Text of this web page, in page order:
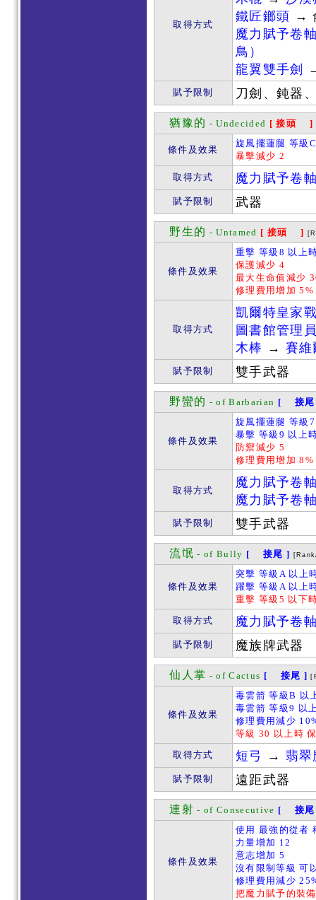
取得方式
鐵匠鎯頭 →
魔力賦予卷
鳥）
龍翼雙手劍
賦予限制 刀劍、鈍器
猶豫的 - Undecided [ 接頭 ]
條件及效果
旋風擺蓮腿 等級
暴擊減少 2
取得方式
魔力賦予卷
賦予限制 武器
野生的 - Untamed [ 接頭 ]
條件及效果
重擊 等級8 以上
保護減少 4
最大生命值減少
修理費用增加 5%
取得方式
凱爾特皇家
圖書館管理
木棒 → 賽維
賦予限制 雙手武器
野蠻的 - of Barbarian [ 接尾
條件及效果
旋風擺蓮腿 等級
暴擊 等級9 以上
防禦減少 5
修理費用增加 8%
取得方式
魔力賦予卷
魔力賦予卷
賦予限制 雙手武器
流氓 - of Bully [ 接尾 ]
條件及效果
突擊 等級A 以上
躍擊 等級A 以上
重擊 等級5 以下
取得方式
魔力賦予卷
賦予限制 魔族牌武器
仙人掌 - of Cactus [ 接尾 ]
條件及效果
毒雲箭 等級B 以
毒雲箭 等級9 以
修理費用減少
等級 30 以上時
取得方式
短弓 → 翡翠
賦予限制 遠距武器
連射 - of Consecutive [ 接尾
條件及效果
使用 最強的從者
力量增加 12
意志增加 5
沒有限制等級 可
修理費用減少
把魔力賦予的裝